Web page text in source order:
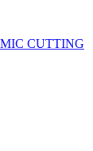
CUTTING